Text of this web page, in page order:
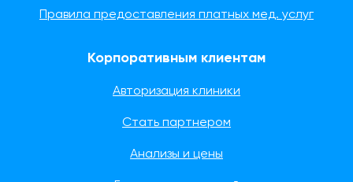
Правила предоставления платных мед. услуг
Корпоративным клиентам
Авторизация клиники
Стать партнером
Анализы и цены